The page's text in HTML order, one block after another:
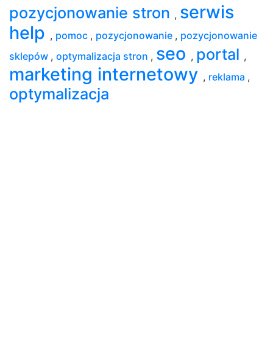
pozycjonowanie stron , serwis
help , pomoc , pozycjonowanie , pozycjonowanie
sklepów , optymalizacja stron , seo , portal ,
marketing internetowy , reklama ,
optymalizacja